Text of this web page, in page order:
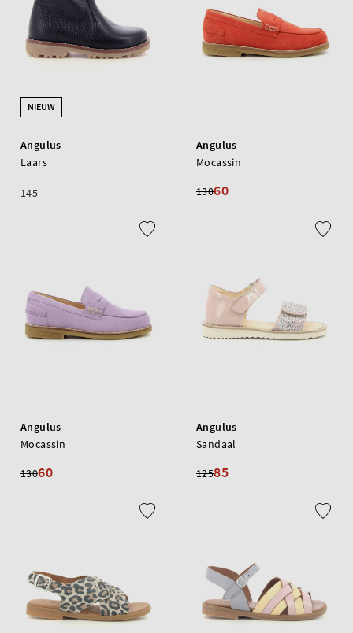
NIEUW
Angulus
Laars
145
Angulus
Mocassin
13060
Angulus
Mocassin
13060
Angulus
Sandaal
12585